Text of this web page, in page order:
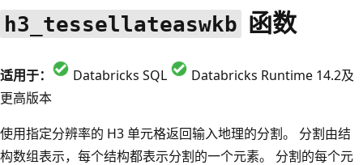
h3_tessellateaswkb 函数
适用于： Databricks SQL
Databricks Runtime 14.2及
更高版本
使用指定分辨率的 H3 单元格返回输入地理的分割。 分割由结
构数组表示，每个结构都表示分割的一个元素。 分割的每个元